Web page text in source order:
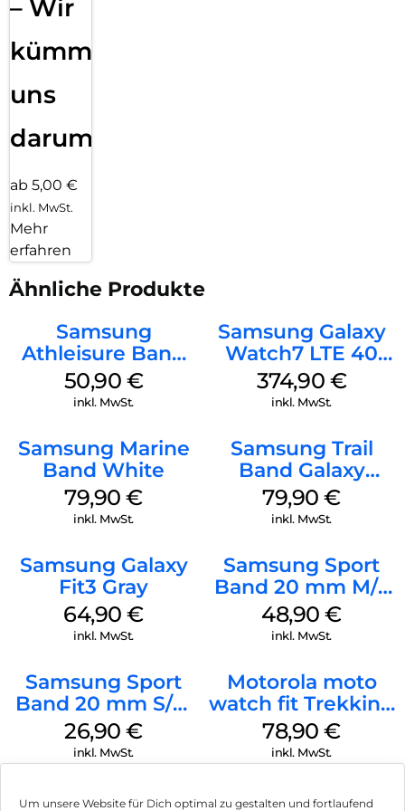
Um unsere Website für Dich optimal zu gestalten und fortlaufend
– Wir
kümmern
uns
darum!
ab 5,00 €
inkl. MwSt.
Mehr
erfahren
Ähnliche Produkte
Samsung
Athleisure Band
(M/L) Galaxy
Watch8/Watch8
50,90 €
inkl. MwSt.
Samsung Galaxy
Watch7 LTE 40
mm Cream
374,90 €
inkl. MwSt.
Samsung Marine
Band White
79,90€
inkl. MwSt.
Samsung Trail
Band Galaxy
Watch Ultra
Orange
79,90€
inkl. MwSt.
Samsung Galaxy
Fit3 Gray
64,90€
inkl. MwSt.
Samsung Sport
Band 20 mm M/L
Galaxy Watch
Series Silber
48,90€
inkl. MwSt.
Samsung Sport
Band 20 mm S/M
Galaxy Watch4
Serie Graphite
26,90€
inkl. MwSt.
Motorola moto
watch fit Trekking
Green
78,90€
inkl. MwSt.